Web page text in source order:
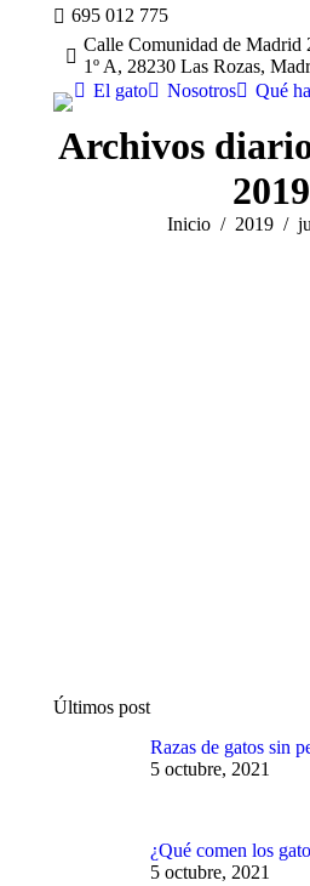
695 012 775
Calle Comunidad de Madrid
1º A, 28230 Las Rozas,
El gato Nosotros Qué
Archivos
2019
Estás aquí:
Inicio 2019
Últimos post
Razas de gatos sin
5 octubre, 2021
¿Qué comen los
5 octubre, 2021